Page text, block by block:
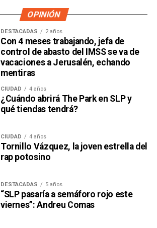
OPINIÓN
DESTACADAS 2 años
Con 4 meses trabajando, jefa de
control de abasto del IMSS se va de
vacaciones a Jerusalén, echando
mentiras
CIUDAD 4 años
¿Cuándo abrirá The Park en SLP y
qué tiendas tendrá?
CIUDAD 4 años
Tornillo Vázquez, la joven estrella del
rap potosino
DESTACADAS 5 años
“SLP pasaría a semáforo rojo este
viernes”: Andreu Comas